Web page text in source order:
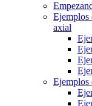
Ejemplos
axial
Ejemplos